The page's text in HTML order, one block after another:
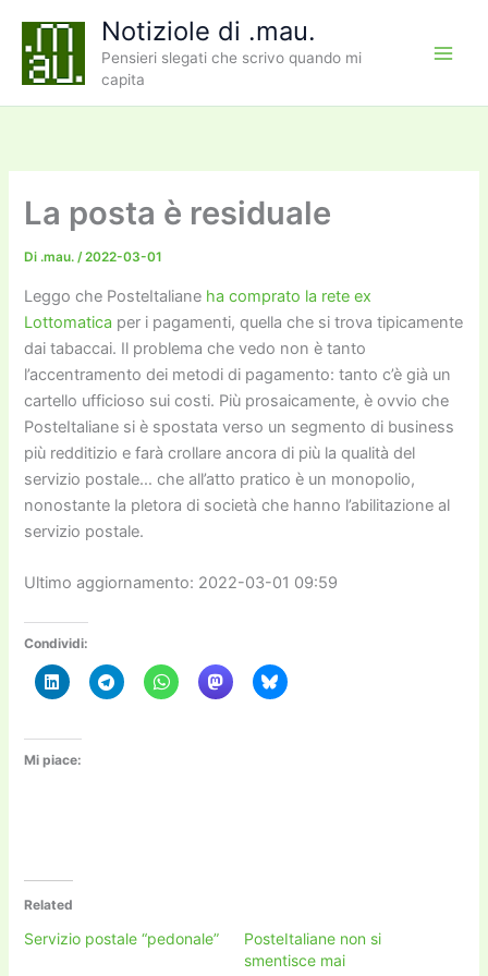
contenuto
Notiziole di .mau.
Pensieri slegati che scrivo quando mi
capita
La posta è residuale
Di .mau./2022-03-01
Leggo che PosteItaliane ha comprato la rete ex
Lottomatica per i pagamenti, quella che si trova tipicamente
dai tabaccai. Il problema che vedo non è tanto
l’accentramento dei metodi di pagamento: tanto c’è già un
cartello ufficioso sui costi. Più prosaicamente, è ovvio che
PosteItaliane si è spostata verso un segmento di business
più redditizio e farà crollare ancora di più la qualità del
servizio postale… che all’atto pratico è un monopolio,
nonostante la pletora di società che hanno l’abilitazione al
servizio postale.
Ultimo aggiornamento: 2022-03-01 09:59
Condividi:
Mi piace:
Related
Servizio postale “pedonale”
PosteItaliane non si
smentisce mai